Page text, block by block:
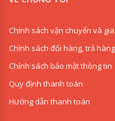
Chính sách vận chuyển và
Chính sách đổi hàng, trả hàng
Chính sách bảo mật thông tin
Quy định thanh toán
Hướng dẫn thanh toán